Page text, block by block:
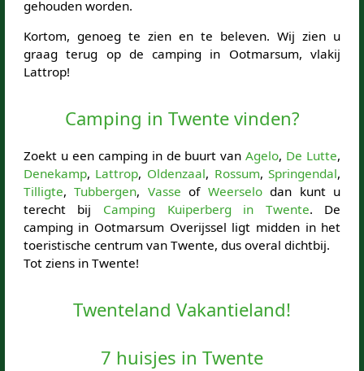
gehouden worden.
Kortom, genoeg te zien en te beleven. Wij zien u
graag terug op de camping in Ootmarsum, vlakij
Lattrop!
Camping in Twente vinden?
Zoekt u een camping in de buurt vanAgelo, De Lutte,
Denekamp, Lattrop, Oldenzaal, Rossum,Springendal,
Tilligte,Tubbergen, Vasse of Weerselodan kunt u
terecht bij Camping Kuiperberg in Twente. De
camping in Ootmarsum Overijssel ligt midden in het
toeristische centrum van Twente, dus overal dichtbij.
Tot ziens in Twente!
Twenteland Vakantieland!
7 huisjes in Twente